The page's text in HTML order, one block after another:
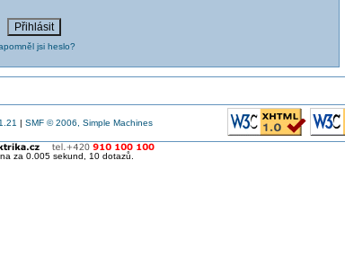
jsi heslo?
| SMF © 2006, Simple Machines
za 0.005 sekund, 10 dotazů.